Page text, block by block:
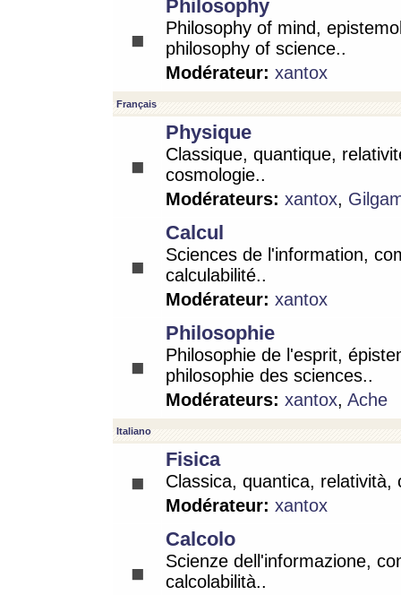
Philosophy
Philosophy of mind,
philosophy of science..
Modérateur: xantox
Français
Physique
Classique, quantique,
cosmologie..
Modérateurs: xantox,
Calcul
Sciences de l'information,
calculabilité..
Modérateur: xantox
Philosophie
Philosophie de l'esprit,
philosophie des sciences..
Modérateurs: xantox, Ache
Italiano
Fisica
Classica, quantica, relatività,
Modérateur: xantox
Calcolo
Scienze dell'informazione,
calcolabilità..